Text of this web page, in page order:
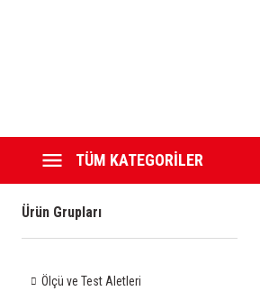
TÜM KATEGORİLER
Ürün Grupları
Ölçü ve Test Aletleri